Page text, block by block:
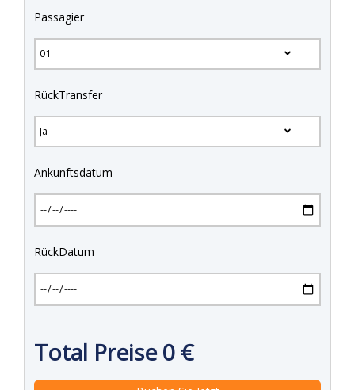
Passagier
RückTransfer
Ankunftsdatum
RückDatum
Total Preise0 €